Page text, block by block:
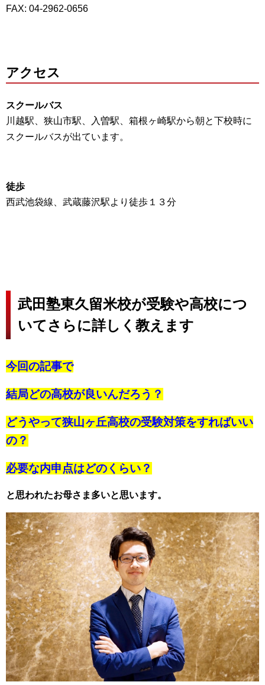
FAX: 04-2962-0656
アクセス
スクールバス
川越駅、狭山市駅、入曽駅、箱根ヶ崎駅から朝と下校時に
スクールバスが出ています。
徒歩
西武池袋線、武蔵藤沢駅より徒歩１３分
武田塾東久留米校が受験や高校につ
いてさらに詳しく教えます
今回の記事で
結局どの高校が良いんだろう？
どうやって狭山ヶ丘高校の受験対策をすればいい
の？
必要な内申点はどのくらい？
と思われたお母さま多いと思います。